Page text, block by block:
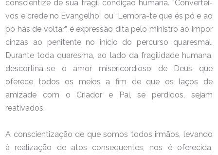
conscientize de sua frágil condição humana. “Convertei-
vos e crede no Evangelho” ou “Lembra-te que és pó e ao
pó hás de voltar”, é expressão dita pelo ministro ao impor
cinzas ao penitente no início do percurso quaresmal.
Durante toda quaresma, ao lado da fragilidade humana,
descortina-se o amor misericordioso de Deus que
oferece todos os meios a fim de que os laços de
amizade com o Criador e Pai, se perdidos, sejam
reativados.
A conscientização de que somos todos irmãos, levando
à realização de atos consequentes, nos é oferecida,